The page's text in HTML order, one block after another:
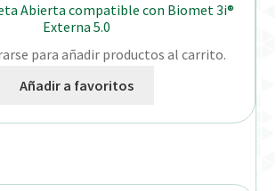
Abierta compatible con Biomet 3i®
Externa 5.0
para añadir productos al carrito.
Añadir a favoritos